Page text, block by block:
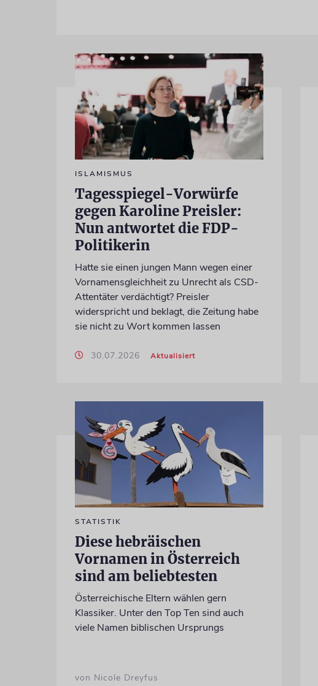
ISLAMISMUS
Tagesspiegel-Vorwürfe
gegen Karoline Preisler:
Nun antwortet die FDP-
Politikerin
Hatte sie einen jungen Mann wegen einer
Vornamensgleichheit zu Unrecht als CSD-
Attentäter verdächtigt? Preisler
widerspricht und beklagt, die Zeitung habe
sie nicht zu Wort kommen lassen
30.07.2026 Aktualisiert
STATISTIK
Diese hebräischen
Vornamen in Österreich
sind am beliebtesten
Österreichische Eltern wählen gern
Klassiker. Unter den Top Ten sind auch
viele Namen biblischen Ursprungs
von Nicole Dreyfus